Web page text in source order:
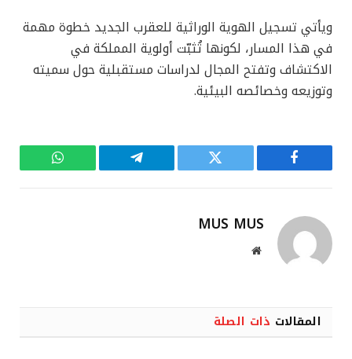
ويأتي تسجيل الهوية الوراثية للعقرب الجديد خطوة مهمة
في هذا المسار، لكونها تُثبّت أولوية المملكة في
الاكتشاف وتفتح المجال لدراسات مستقبلية حول سميته
وتوزيعه وخصائصه البيئية.
فيسبوك تويتر تيلقرام واتساب
MUS MUS
موقع
المقالات ذات الصلة